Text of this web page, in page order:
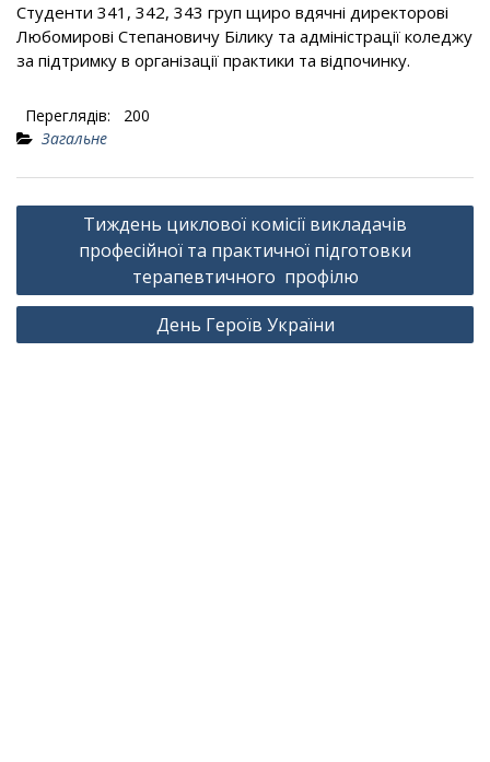
Студенти 341, 342, 343 груп щиро вдячні директорові
Любомирові Степановичу Білику та адміністрації коледжу
за підтримку в організації практики та відпочинку.
Переглядів:
200
Загальне
Навігація
записів
Тиждень циклової комісії викладачів
професійної та практичної підготовки
терапевтичного профілю
День Героїв України